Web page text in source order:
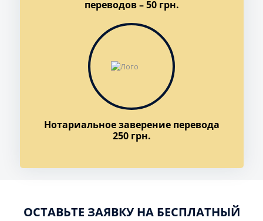
переводов – 50 грн.
Нотариальное заверение перевода
250 грн.
ОСТАВЬТЕ ЗАЯВКУ НА БЕСПЛАТНЫЙ